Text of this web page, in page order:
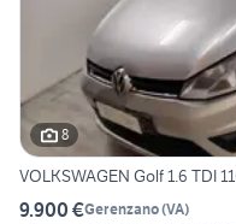
8
VOLKSWAGEN Golf 1.6 TDI
9.900 €Gerenzano(VA)